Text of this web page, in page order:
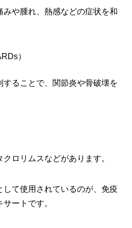
腫れ、熱感などの症状を和
）
することで、関節炎や骨破壊を
ロリムスなどがあります。
て使用されているのが、免疫
ートです。